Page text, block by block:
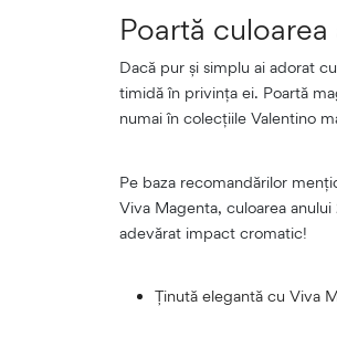
Poartă
Dacă pur și simplu ai adorat
timidă în privința ei. Poartă
numai în colecțiile Valentino
Pe baza recomandărilor
Viva Magenta, culoarea
adevărat impact cromatic!
Ținută elegantă cu Viva